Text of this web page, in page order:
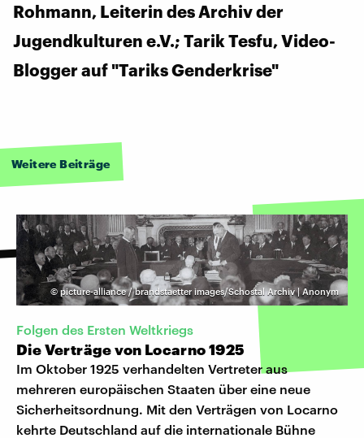
Rohmann, Leiterin des Archiv der
Jugendkulturen e.V.; Tarik Tesfu, Video-
Blogger auf "Tariks Genderkrise"
Weitere Beiträge
©picture-alliance / brandstaetter images/Schostal Archiv | Anonym
Folgen des Ersten Weltkriegs
Die Verträge von Locarno 1925
Im Oktober 1925 verhandelten Vertreter aus
mehreren europäischen Staaten über eine neue
Sicherheitsordnung. Mit den Verträgen von Locarno
kehrte Deutschland auf die internationale Bühne